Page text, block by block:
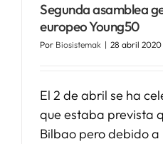
Segunda asamblea
europeo Young50
Por Biosistemak | 28 abril 2020
El 2 de abril se ha
que estaba prevista
Bilbao pero debido